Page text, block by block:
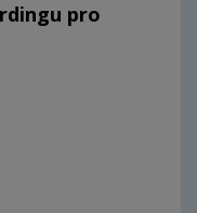
pro